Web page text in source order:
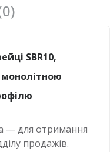
SBR10,
— для отримання
продажів.